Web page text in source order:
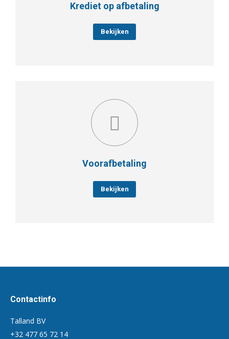
Krediet op afbetaling
Bekijken
Voorafbetaling
Bekijken
Contactinfo
Talland BV
+32 477 65 72 14